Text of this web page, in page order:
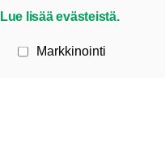
Lue lisää evästeistä.
Markkinointi